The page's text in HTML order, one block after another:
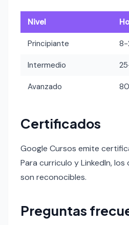
Nivel
Principiante 8-
Intermedio
Avanzado
Certificados
Google Cursos emite
Para curriculo y LinkedIn,
son reconocibles.
Preguntas